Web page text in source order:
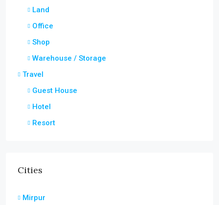
Land
Office
Shop
Warehouse / Storage
Travel
Guest House
Hotel
Resort
Cities
Mirpur